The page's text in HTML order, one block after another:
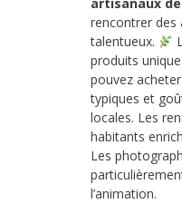
artisanaux
rencontrer des
talentueux.
produits
pouvez
typiques et
locales. Les
habitants
Les
l’animation.